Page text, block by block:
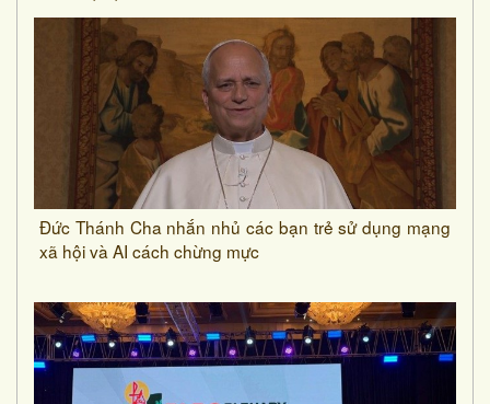
Đức Thánh Cha nhắn nhủ các bạn trẻ sử dụng mạng
xã hội và AI cách chừng mực